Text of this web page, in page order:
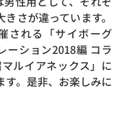
さが違っています。
される「サイボーグ
ーション2018編 コラ
ルイアネックス」に
す。是非、お楽しみに